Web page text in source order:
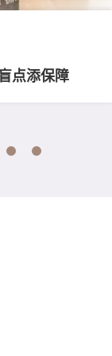
点添保障
8 9